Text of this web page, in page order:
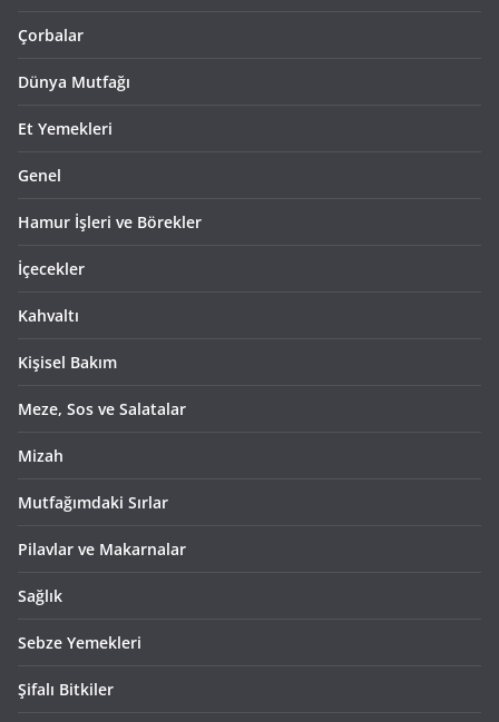
Çorbalar
Dünya Mutfağı
Et Yemekleri
Genel
Hamur İşleri ve Börekler
İçecekler
Kahvaltı
Kişisel Bakım
Meze, Sos ve Salatalar
Mizah
Mutfağımdaki Sırlar
Pilavlar ve Makarnalar
Sağlık
Sebze Yemekleri
Şifalı Bitkiler